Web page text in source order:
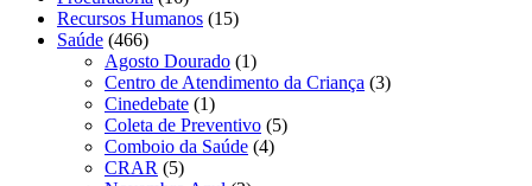
Recursos Humanos (15)
Saúde (466)
Agosto Dourado (1)
Centro de Atendimento da Criança (3)
Cinedebate (1)
Coleta de Preventivo (5)
Comboio da Saúde (4)
CRAR (5)